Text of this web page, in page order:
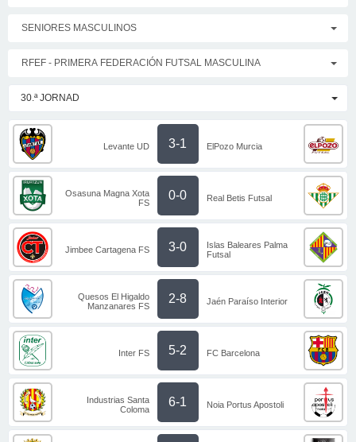
SENIORES MASCULINOS
RFEF - PRIMERA FEDERACIÓN FUTSAL MASCULINA
30.ª JORNAD
Levante UD 3-1 ElPozo Murcia
Osasuna Magna Xota
FS
0-0 Real Betis Futsal
Jimbee Cartagena FS 3-0
Islas Baleares Palma
Futsal
Quesos El Higaldo
Manzanares FS
2-8 Jaén Paraíso Interior
Inter FS 5-2 FC Barcelona
Industrias Santa
Coloma
6-1 Noia Portus Apostoli